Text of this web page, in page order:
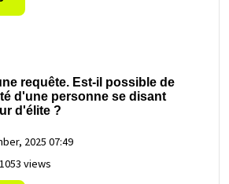
requête. Est-il possible de
d'une personne se disant
d'élite ?
2025 07:49
1053 views